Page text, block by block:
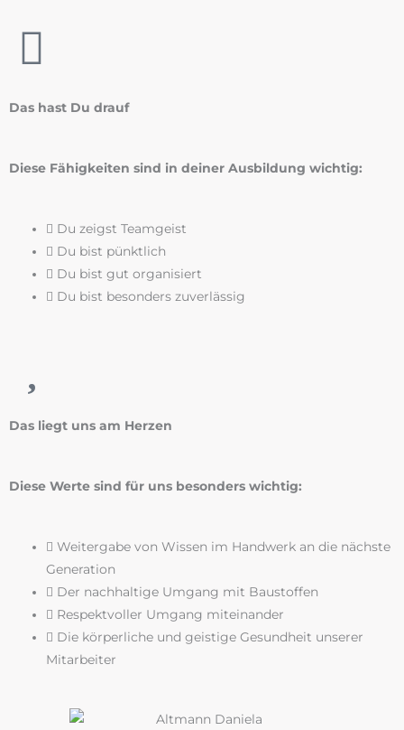
Das hast Du drauf
Diese Fähigkeiten sind in deiner Ausbildung wichtig:
Du zeigst Teamgeist
Du bist pünktlich
Du bist gut organisiert
Du bist besonders zuverlässig
Das liegt uns am Herzen
Diese Werte sind für uns besonders wichtig:
Weitergabe von Wissen im Handwerk an die nächste
Generation
Der nachhaltige Umgang mit Baustoffen
Respektvoller Umgang miteinander
Die körperliche und geistige Gesundheit unserer
Mitarbeiter